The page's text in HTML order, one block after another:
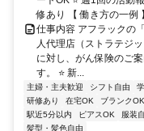
修あり 【 働き方の一例
仕事内容 アフラックの
人代理店（ストラテジ
に対し、がん保険のご
す。 ⭐ 新...
主婦・主夫歓迎 シフト自由
研修あり
在宅OK ブランクOK
駅近5分以内
ピアスOK 服装
髪型・髪色自由